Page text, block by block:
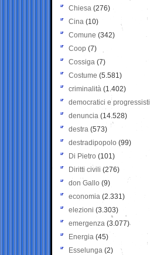
Chiesa (276)
Cina (10)
Comune (342)
Coop (7)
Cossiga (7)
Costume (5.581)
criminalità (1.402)
democratici e progressisti
denuncia (14.528)
destra (573)
destradipopolo (99)
Di Pietro (101)
Diritti civili (276)
don Gallo (9)
economia (2.331)
elezioni (3.303)
emergenza (3.077)
Energia (45)
Esselunga (2)